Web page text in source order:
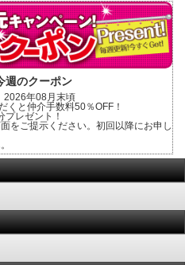
週のクーポン
2026年08月末頃
くと仲介手数料50％OFF！
レゼント！
をご提示ください。初回以降にお申し